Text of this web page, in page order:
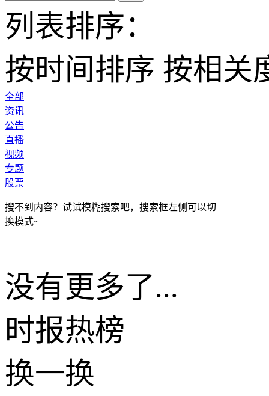
列表排序：
按时间排序 按相关
全部
资讯
公告
直播
视频
专题
股票
搜不到内容？试试模糊搜索吧，搜索框左侧可以切
换模式~
没有更多了...
时报热榜
换一换